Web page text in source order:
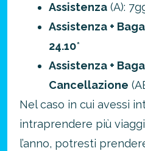
Assistenza (A):
Assistenza +
24.10*
Assistenza +
Cancellazione
Nel caso in cui avessi
intraprendere più
l’anno, potresti